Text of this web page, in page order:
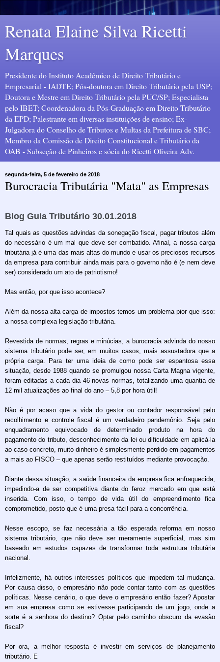
Renata Elaine Silva Ricetti
Marques
Presidente do Instituto Acadêmico de Direito Tributário e
Empresarial - IADTE; Pós-doutora em Direito Tributário pela USP;
Doutora e Mestre em Direito Tributário pela PUC/SP; Especialista
pelo IBET; Coordenadora da Pós-Graduação em Direito Tributário
da EPD; Palestrante em diversas instituições de ensino; Ex-
Julgadora do Conselho de Tributos e Multas da Prefeitura de SBC;
Membro da Comissão de Direito Constitucional e Tributário da
OAB - Subseção de Pinheiros e sócia do Ricetti Oliveira Adv.
segunda-feira, 5 de fevereiro de 2018
Burocracia Tributária "Mata" as Empresas
Blog Guia Tributário 30.01.2018
Tal quais as questões advindas da sonegação fiscal, pagar tributos além
do necessário é um mal que deve ser combatido. Afinal, a nossa carga
tributária já é uma das mais altas do mundo e usar os preciosos recursos
da empresa para contribuir ainda mais para o governo não é (e nem deve
ser) considerado um ato de patriotismo!
Mas então, por que isso acontece?
Além da nossa alta carga de impostos temos um problema pior que isso:
a nossa complexa legislação tributária.
Revestida de normas, regras e minúcias, a burocracia advinda do nosso
sistema tributário pode ser, em muitos casos, mais assustadora que a
própria carga. Para ter uma ideia de como pode ser espantosa essa
situação, desde 1988 quando se promulgou nossa Carta Magna vigente,
foram editadas a cada dia 46 novas normas, totalizando uma quantia de
12 mil atualizações ao final do ano – 5,8 por hora útil!
Não é por acaso que a vida do gestor ou contador responsável pelo
recolhimento e controle fiscal é um verdadeiro pandemônio. Seja pelo
enquadramento equivocado de determinado produto na hora do
pagamento do tributo, desconhecimento da lei ou dificuldade em aplicá-la
ao caso concreto, muito dinheiro é simplesmente perdido em pagamentos
a mais ao FISCO – que apenas serão restituídos mediante provocação.
Diante dessa situação, a saúde financeira da empresa fica enfraquecida,
impedindo-a de ser competitiva diante do feroz mercado em que está
inserida. Com isso, o tempo de vida útil do empreendimento fica
comprometido, posto que é uma presa fácil para a concorrência.
Nesse escopo, se faz necessária a tão esperada reforma em nosso
sistema tributário, que não deve ser meramente superficial, mas sim
baseado em estudos capazes de transformar toda estrutura tributária
nacional.
Infelizmente, há outros interesses políticos que impedem tal mudança.
Por causa disso, o empresário não pode contar tanto com as questões
políticas. Nesse cenário, o que deve o empresário então fazer? Apostar
em sua empresa como se estivesse participando de um jogo, onde a
sorte é a senhora do destino? Optar pelo caminho obscuro da evasão
fiscal?
Por ora, a melhor resposta é investir em serviços de planejamento
tributário. E